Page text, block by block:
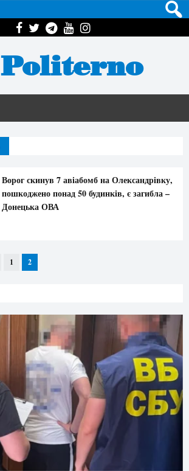
Politerno
Ворог скинув 7 авіабомб на Олександрівку,
пошкоджено понад 50 будинків, є загибла –
Донецька ОВА
1 2